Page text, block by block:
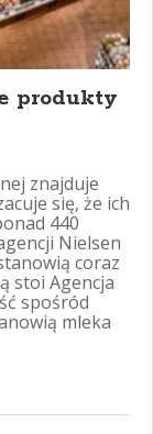
produkty
znajduje
się, że ich
440
Nielsen
coraz
stoi Agencja
spośród
mleka